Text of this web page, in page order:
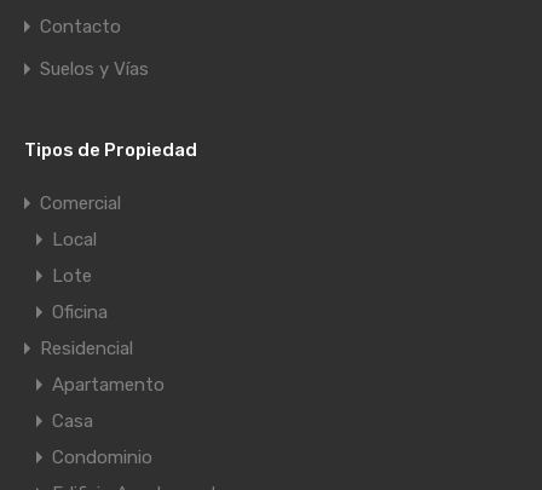
Contacto
Suelos y Vías
Tipos de Propiedad
Comercial
Local
Lote
Oficina
Residencial
Apartamento
Casa
Condominio